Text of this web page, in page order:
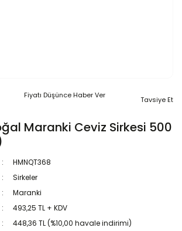
Fiyatı Düşünce Haber Ver Tavsiye Et
Maranki Ceviz Sirkesi 500
HMNQT368
Sirkeler
Maranki
493,25 TL + KDV
448,36 TL (%10,00 havale indirimi)